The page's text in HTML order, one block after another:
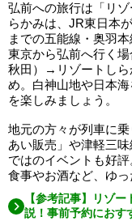
弘前への旅行は「リ
らかみは、JR東日本
までの五能線・奥羽本
東京から弘前へ行く
秋田）→リゾートしら
め。白神山地や日本
を楽しみましょう。
地元の方々が列車に
あい販売」や津軽三
ではのイベントも好
食事やお酒など、ゆっ
【参考記事】リゾ
説！事前予約におす